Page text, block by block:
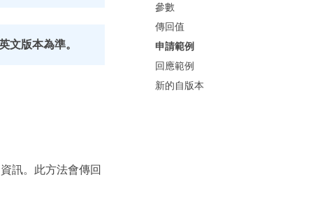
文版本為準。
訊。此方法會傳回
參數
傳回值
申請範例
回應範例
新的自版本